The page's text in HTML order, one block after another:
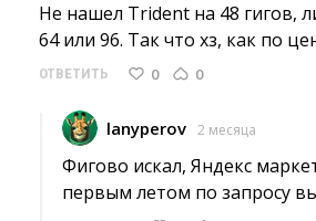
Не нашел Trident на 48 гигов,
64 или 96. Так что хз, как по
ОТВЕТИТЬ 0 0
lanyperov 2 месяца
Фигово искал, Яндекс
первым летом по запросу